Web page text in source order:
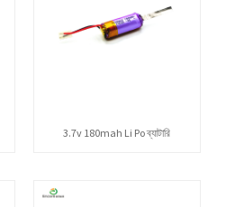
3.7v 180mah Li Po ব্যাটারি